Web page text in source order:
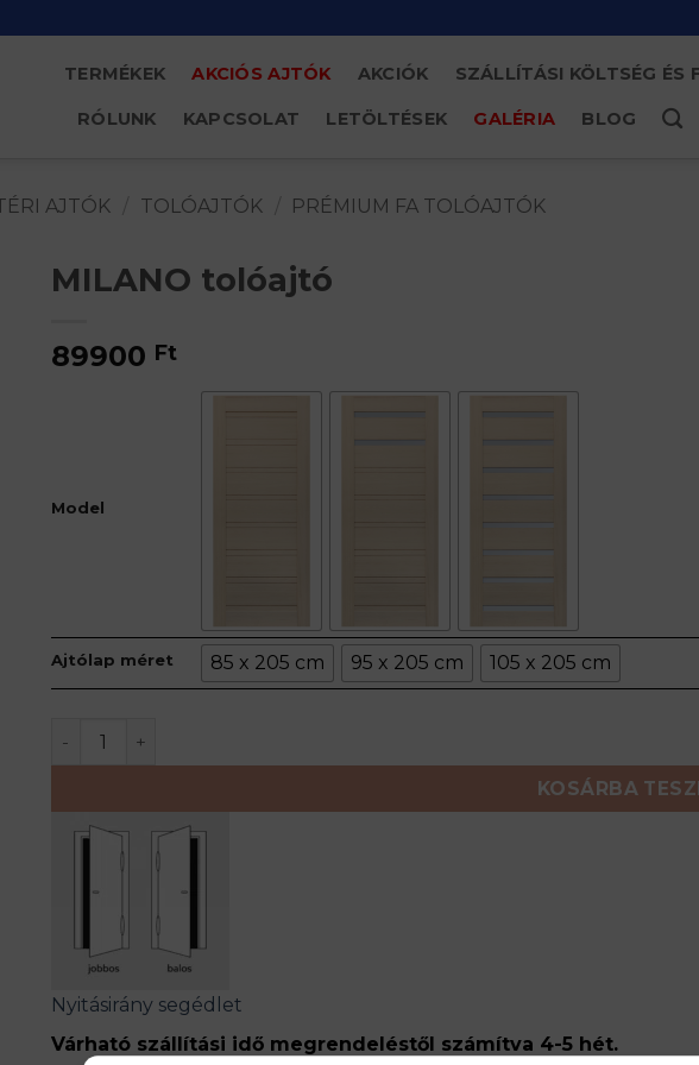
TERMÉKEK AKCIÓS AJTÓK AKCIÓK SZÁLLÍTÁSI KÖLTSÉG ÉS
RÓLUNK KAPCSOLAT LETÖLTÉSEK GALÉRIA BLOG
AJTÓK TOLÓAJTÓK PRÉMIUM FA TOLÓAJTÓK
MILANO tolóajtó
89900 Ft
Model
Ajtólap méret 85 x 205 cm 95 x 205 cm 105 x 205 cm
MILANO tolóajtó mennyiség
KOSÁRBA
Nyitásirány segédlet
Várható szállítási idő megrendeléstől számítva 4-5 hét.